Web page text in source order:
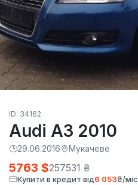
ID: 34162
Audi A3 2010
29.06.2016 Мукачеве
5763 $257531 ₴
Купити в кредит від6 053₴/міс